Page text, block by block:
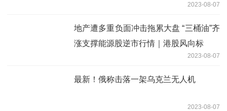
2023-08-07
地产遭多重负面冲击拖累大盘 “三桶油”齐
涨支撑能源股逆市行情｜港股风向标
2023-08-07
最新！俄称击落一架乌克兰无人机
2023-08-07